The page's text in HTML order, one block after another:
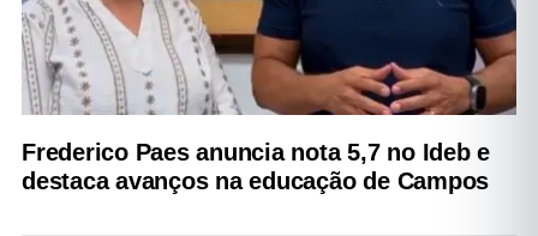
Frederico Paes anuncia nota 5,7 no Ideb e
destaca avanços na educação de Campos